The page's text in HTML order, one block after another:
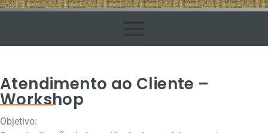
Atendimento ao Cliente –
Workshop
Objetivo: